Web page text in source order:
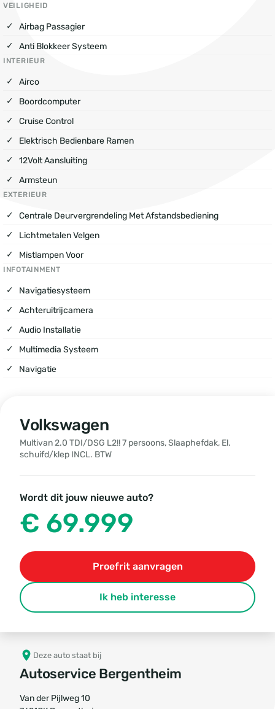
VEILIGHEID
Airbag Passagier
Anti Blokkeer Systeem
INTERIEUR
Airco
Boordcomputer
Cruise Control
Elektrisch Bedienbare Ramen
12Volt Aansluiting
Armsteun
EXTERIEUR
Centrale Deurvergrendeling Met Afstandsbediening
Lichtmetalen Velgen
Mistlampen Voor
INFOTAINMENT
Navigatiesysteem
Achteruitrijcamera
Audio Installatie
Multimedia Systeem
Navigatie
Volkswagen
Multivan 2.0 TDI/DSG L2!! 7 persoons, Slaaphefdak, El.
schuifd/klep INCL. BTW
Wordt dit jouw nieuwe auto?
€ 69.999
Proefrit aanvragen
Ik heb interesse
Deze auto staat bij
Autoservice Bergentheim
Van der Pijlweg 10